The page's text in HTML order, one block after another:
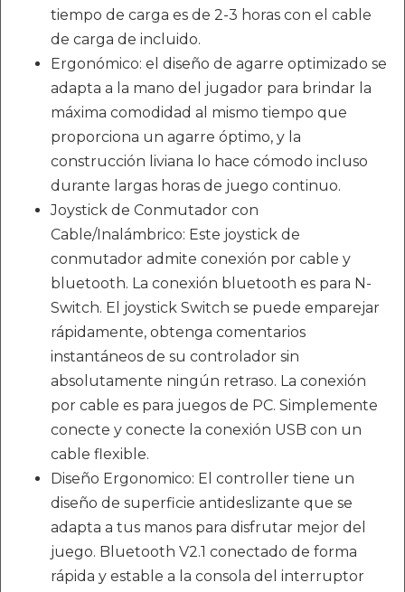
tiempo de carga es de 2-3 horas con el cable
de carga de incluido.
Ergonómico: el diseño de agarre optimizado se
adapta a la mano del jugador para brindar la
máxima comodidad al mismo tiempo que
proporciona un agarre óptimo, y la
construcción liviana lo hace cómodo incluso
durante largas horas de juego continuo.
Joystick de Conmutador con
Cable/Inalámbrico: Este joystick de
conmutador admite conexión por cable y
bluetooth. La conexión bluetooth es para N-
Switch. El joystick Switch se puede emparejar
rápidamente, obtenga comentarios
instantáneos de su controlador sin
absolutamente ningún retraso. La conexión
por cable es para juegos de PC. Simplemente
conecte y conecte la conexión USB con un
cable flexible.
Diseño Ergonomico: El controller tiene un
diseño de superficie antideslizante que se
adapta a tus manos para disfrutar mejor del
juego. Bluetooth V2.1 conectado de forma
rápida y estable a la consola del interruptor